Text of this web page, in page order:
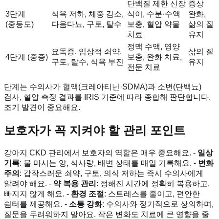
3단계
(중등도)
식욕 저하, 체중 감소,
다음다뇨, 구토, 탈수
단백질 제한 신장
식이, 수분·수액
보충, 혈압 약물
치료
증상
완화,
삶의 질
유지
4단계 (중증)
요독증, 임상적 쇠약,
구토, 탈수, 식욕 부진
정맥 수액, 영양
보충, 완화 치료,
전문 치료
삶의 질
유지
단계는 수의사가 혈액(크레아티닌·SDMA)과 소변(단백뇨)
검사, 혈압 측정 결과를 IRIS 기준에 따라 종합해 판단합니다.
조기 발견이 중요해요.
보호자가 꼭 지켜야 할 관리 포인트
강아지 CKD 관리에서 보호자의 역할은 매우 중요해요. - 일상
기록: 물 마시는 양, 식사량, 배변 상태를 매일 기록해요. - 변화
주의 : 갑작스러운 쇠약, 구토, 의식 저하는 즉시 수의사에게
알려야 해요. - 약 복용 관리 : 정해진 시간에 정확히 복용하고,
빠지지 않게 해요. - 환경 조절 : 스트레스를 줄이고, 편안한
쉼터를 제공해요. - 소통 강화: 수의사와 정기적으로 상의하며,
질문을 두려워하지 말아요. 작은 변화도 치료에 큰 영향을 줄